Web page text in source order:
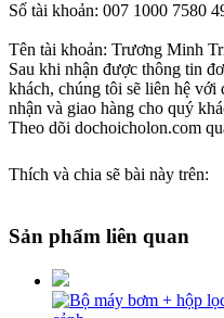
Số tài khoản: 007 1000 7580
Tên tài khoản: Trương Minh
Sau khi nhận được thông tin
khách, chúng tôi sẽ liên hệ với
nhận và giao hàng cho quý
Theo dõi dochoicholon.com
Thích và chia sẽ bài này trên:
Sản phẩm liên quan